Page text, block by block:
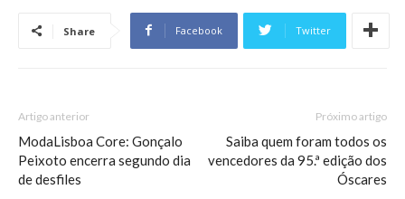
Share Facebook Twitter
Artigo anterior
ModaLisboa Core: Gonçalo
Peixoto encerra segundo dia
de desfiles
Próximo artigo
Saiba quem foram todos os
vencedores da 95.ª edição dos
Óscares